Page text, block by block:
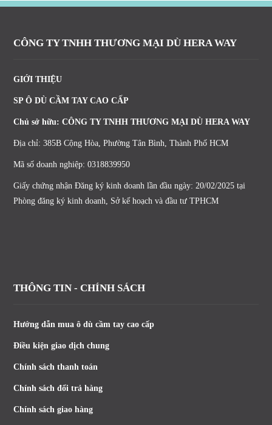
CÔNG TY TNHH THƯƠNG MẠI DÙ HERA WAY
GIỚI THIỆU
SP Ô DÙ CẦM TAY CAO CẤP
Chủ sở hữu: CÔNG TY TNHH THƯƠNG MẠI DÙ HERA WAY
Địa chỉ: 385B Cộng Hòa, Phường Tân Bình, Thành Phố HCM
Mã số doanh nghiệp: 0318839950
Giấy chứng nhận Đăng ký kinh doanh lần đầu ngày: 20/02/2025 tại
Phòng đăng ký kinh doanh, Sở kế hoạch và đầu tư TPHCM
THÔNG TIN - CHÍNH SÁCH
Hướng dẫn mua ô dù cầm tay cao cấp
Điều kiện giao dịch chung
Chính sách thanh toán
Chính sách đổi trả hàng
Chính sách giao hàng